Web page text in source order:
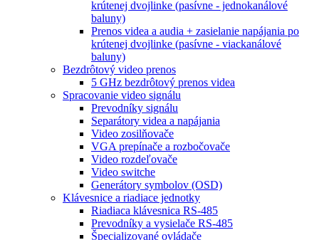
krútenej dvojlinke (pasívne - jednokanálové
baluny)
Prenos videa a audia + zasielanie napájania po
krútenej dvojlinke (pasívne - viackanálové
baluny)
Bezdrôtový video prenos
5 GHz bezdrôtový prenos videa
Spracovanie video signálu
Prevodníky signálu
Separátory videa a napájania
Video zosilňovače
VGA prepínače a rozbočovače
Video rozdeľovače
Video switche
Generátory symbolov (OSD)
Klávesnice a riadiace jednotky
Riadiaca klávesnica RS-485
Prevodníky a vysielače RS-485
Špecializované ovládače